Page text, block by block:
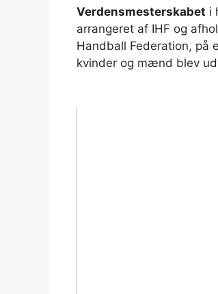
Verdensmesterskabet i
arrangeret af IHF og
Handball Federation, på
kvinder og mænd blev